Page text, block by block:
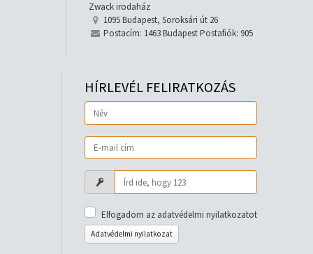
Zwack irodaház
1095 Budapest, Soroksári út 26
Postacím: 1463 Budapest Postafiók: 905
HÍRLEVÉL FELIRATKOZÁS
Elfogadom az adatvédelmi nyilatkozatot
Adatvédelmi nyilatkozat